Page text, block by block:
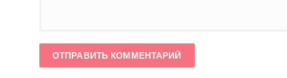
ОТПРАВИТЬ КОММЕНТАРИЙ